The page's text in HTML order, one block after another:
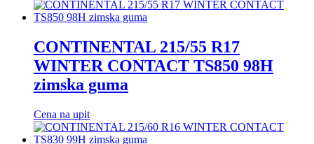
CONTINENTAL 215/55 R17
WINTER CONTACT TS850 98H
zimska guma
Cena na upit